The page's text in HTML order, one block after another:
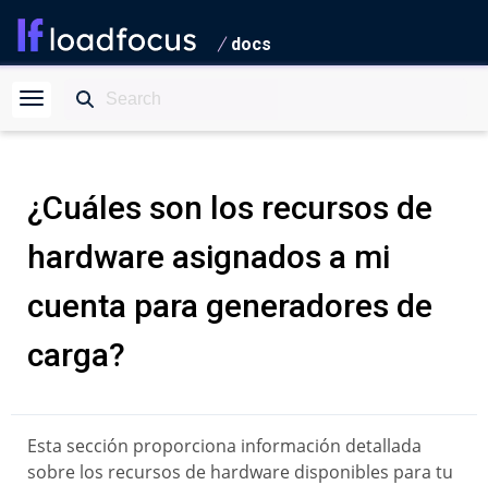
docs
¿Cuáles son los recursos de
hardware asignados a mi
cuenta para generadores de
carga?
Esta sección proporciona información detallada
sobre los recursos de hardware disponibles para tu